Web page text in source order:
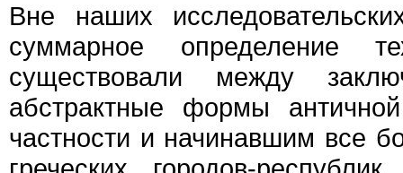
Вне наших
суммарное определение
существовали между
абстрактные формы
частности и начинавшим все